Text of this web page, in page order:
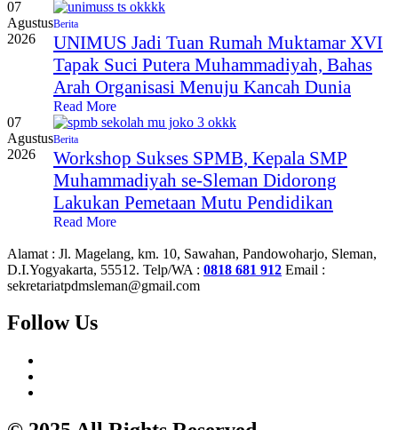
07
Agustus
2026
Berita
UNIMUS Jadi Tuan Rumah Muktamar XVI
Tapak Suci Putera Muhammadiyah, Bahas
Arah Organisasi Menuju Kancah Dunia
Read More
07
Agustus
2026
Berita
Workshop Sukses SPMB, Kepala SMP
Muhammadiyah se-Sleman Didorong
Lakukan Pemetaan Mutu Pendidikan
Read More
Alamat : Jl. Magelang, km. 10, Sawahan, Pandowoharjo, Sleman,
D.I.Yogyakarta, 55512. Telp/WA : 0818 681 912 Email :
sekretariatpdmsleman@gmail.com
Follow Us